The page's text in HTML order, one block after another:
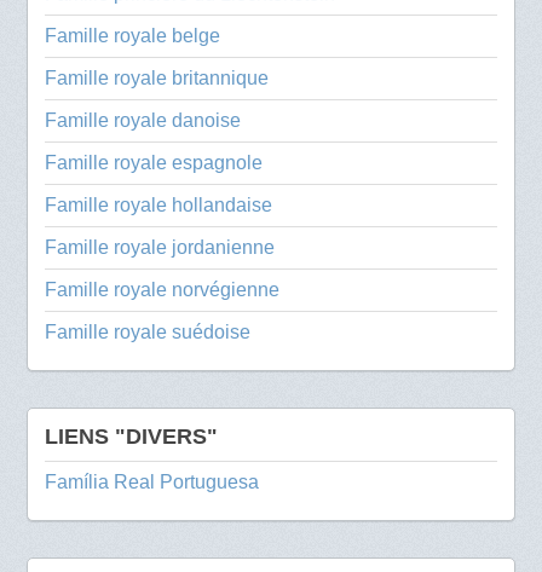
Famille royale belge
Famille royale britannique
Famille royale danoise
Famille royale espagnole
Famille royale hollandaise
Famille royale jordanienne
Famille royale norvégienne
Famille royale suédoise
LIENS "DIVERS"
Família Real Portuguesa